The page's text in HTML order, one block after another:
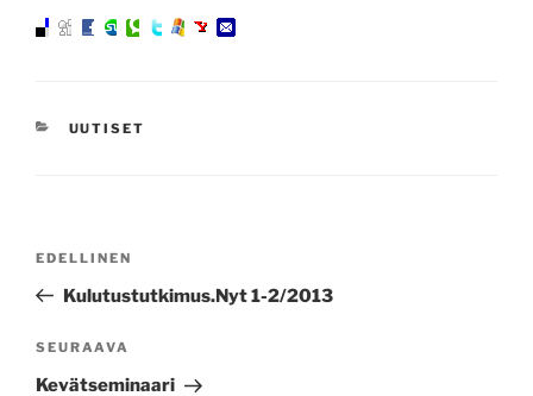
KATEGORIAT
UUTISET
Edellinen
artikkeli
EDELLINEN
Kulutustutkimus.Nyt 1-2/2013
Seuraava
artikkeli
SEURAAVA
Kevätseminaari